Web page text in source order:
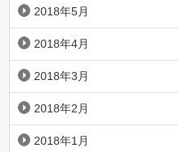
2018年5月
2018年4月
2018年3月
2018年2月
2018年1月